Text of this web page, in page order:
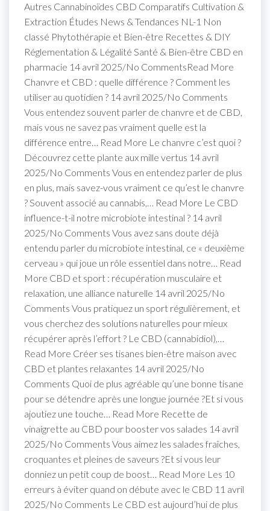
Autres Cannabinoïdes CBD Comparatifs Cultivation &
Extraction Études News & Tendances NL-1 Non
classé Phytothérapie et Bien-être Recettes & DIY
Réglementation & Légalité Santé & Bien-être CBD en
pharmacie 14 avril 2025/No CommentsRead More
Chanvre et CBD : quelle différence ? Comment les
utiliser au quotidien ? 14 avril 2025/No Comments
Vous entendez souvent parler de chanvre et de CBD,
mais vous ne savez pas vraiment quelle est la
différence entre… Read More Le chanvre c’est quoi ?
Découvrez cette plante aux mille vertus 14 avril
2025/No Comments Vous en entendez parler de plus
en plus, mais savez-vous vraiment ce qu’est le chanvre
? Souvent associé au cannabis,… Read More Le CBD
influence-t-il notre microbiote intestinal ? 14 avril
2025/No Comments Vous avez sans doute déjà
entendu parler du microbiote intestinal, ce « deuxième
cerveau » qui joue un rôle essentiel dans notre… Read
More CBD et sport : récupération musculaire et
relaxation, une alliance naturelle 14 avril 2025/No
Comments Vous pratiquez un sport régulièrement, et
vous cherchez des solutions naturelles pour mieux
récupérer après l’effort ? Le CBD (cannabidiol),…
Read More Créer ses tisanes bien-être maison avec
CBD et plantes relaxantes 14 avril 2025/No
Comments Quoi de plus agréable qu’une bonne tisane
pour se détendre après une longue journée ?Et si vous
ajoutiez une touche… Read More Recette de
vinaigrette au CBD pour booster vos salades 14 avril
2025/No Comments Vous aimez les salades fraîches,
croquantes et pleines de saveurs ?Et si vous leur
donniez un petit coup de boost… Read More Les 10
erreurs à éviter quand on débute avec le CBD 11 avril
2025/No Comments Le CBD est aujourd’hui de plus